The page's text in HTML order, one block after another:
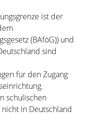
ist der
(BAföG))und
sind
für den Zugang
schulischen
in Deutschland